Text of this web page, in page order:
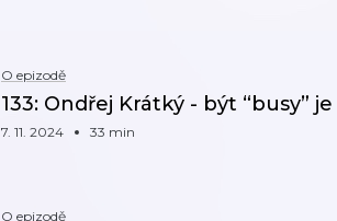
O epizodě
133: Ondřej Krátký - být “busy”
7. 11. 2024 33 min
O epizodě